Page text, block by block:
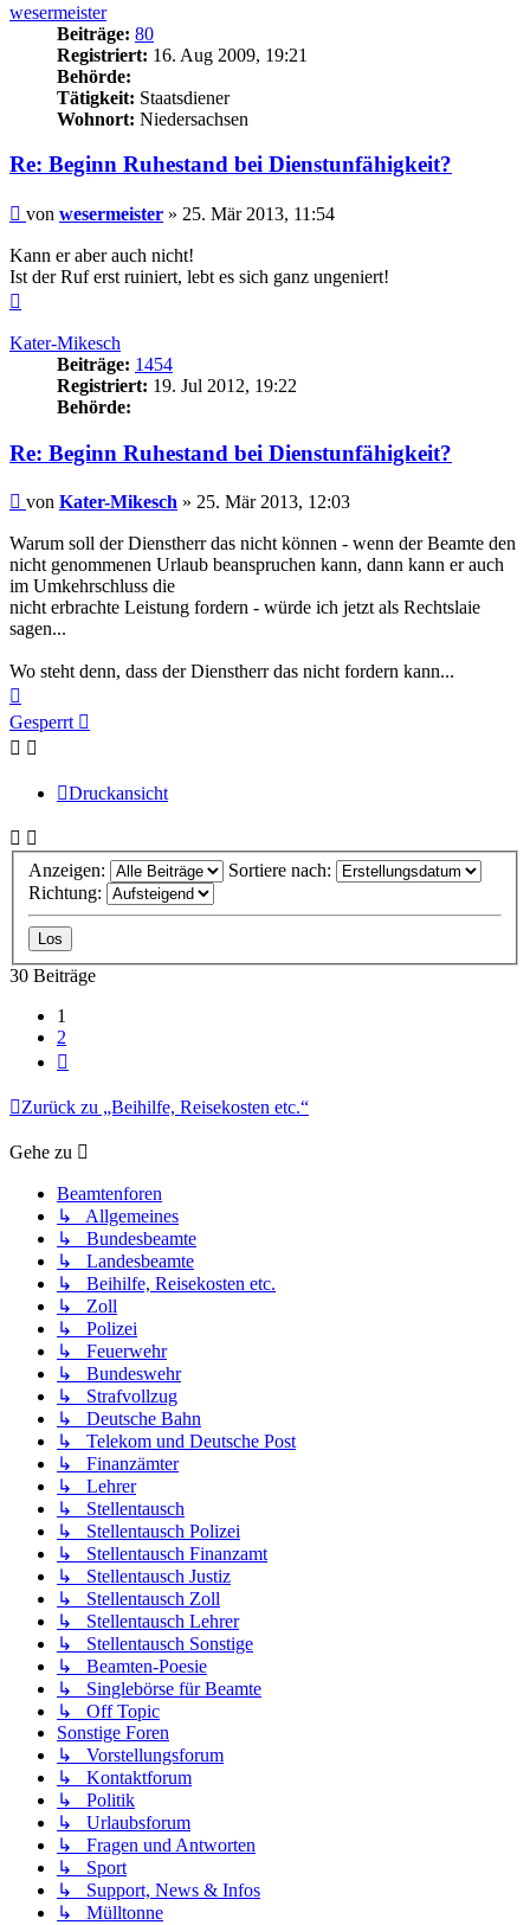
wesermeister
Beiträge: 80
Registriert: 16. Aug 2009, 19:21
Behörde:
Tätigkeit: Staatsdiener
Wohnort: Niedersachsen
Re: Beginn Ruhestand bei Dienstunfähigkeit?
Beitrag
von wesermeister » 25. Mär 2013, 11:54
Kann er aber auch nicht!
Ist der Ruf erst ruiniert, lebt es sich ganz ungeniert!
Kater-Mikesch
Beiträge: 1454
Registriert: 19. Jul 2012, 19:22
Behörde:
Re: Beginn Ruhestand bei Dienstunfähigkeit?
Beitrag
von Kater-Mikesch » 25. Mär 2013, 12:03
Warum soll der Dienstherr das nicht können - wenn der Beamte den
nicht genommenen Urlaub beanspruchen kann, dann kann er auch
im Umkehrschluss die
nicht erbrachte Leistung fordern - würde ich jetzt als Rechtslaie
sagen...
Wo steht denn, dass der Dienstherr das nicht fordern kann...
oben
Gesperrt
Druckansicht
Anzeigen:
Sortiere nach:
Richtung:
30 Beiträge
1
2
Zurück zu „Beihilfe, Reisekosten etc.“
Gehe zu
Beamtenforen
↳ Allgemeines
↳ Bundesbeamte
↳ Landesbeamte
↳ Beihilfe, Reisekosten etc.
↳ Zoll
↳ Polizei
↳ Feuerwehr
↳ Bundeswehr
↳ Strafvollzug
↳ Deutsche Bahn
↳ Telekom und Deutsche Post
↳ Finanzämter
↳ Lehrer
↳ Stellentausch
↳ Stellentausch Polizei
↳ Stellentausch Finanzamt
↳ Stellentausch Justiz
↳ Stellentausch Zoll
↳ Stellentausch Lehrer
↳ Stellentausch Sonstige
↳ Beamten-Poesie
↳ Singlebörse für Beamte
↳ Off Topic
Sonstige Foren
↳ Vorstellungsforum
↳ Kontaktforum
↳ Politik
↳ Urlaubsforum
↳ Fragen und Antworten
↳ Sport
↳ Support, News & Infos
↳ Mülltonne